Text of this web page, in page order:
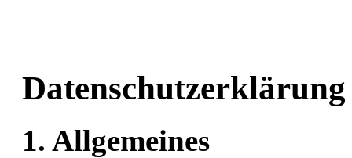
Datenschutzerklärung
1. Allgemeines